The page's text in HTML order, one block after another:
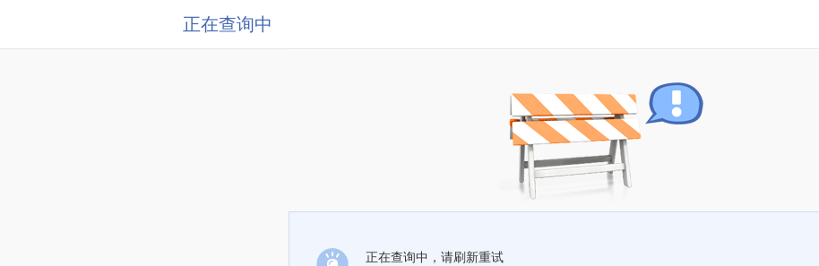
正在查询中
正在查询中，请刷新重试